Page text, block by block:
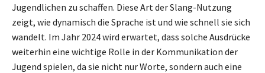
Jugendlichen zu schaffen. Diese Art der Slang-Nutzung
zeigt, wie dynamisch die Sprache ist und wie schnell sie sich
wandelt. Im Jahr 2024 wird erwartet, dass solche Ausdrücke
weiterhin eine wichtige Rolle in der Kommunikation der
Jugend spielen, da sie nicht nur Worte, sondern auch eine